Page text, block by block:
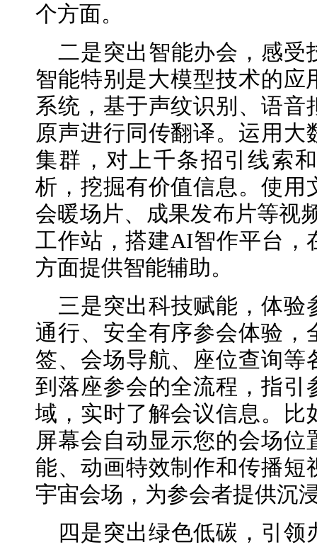
个方面。
二是突出智能办会，感受
智能特别是大模型技术的
系统，基于声纹识别、语
原声进行同传翻译。运用
集群，对上千条招引线索
析，挖掘有价值信息。使用
会暖场片、成果发布片等视
工作站，搭建AI智作平台，
方面提供智能辅助。
三是突出科技赋能，体验
通行、安全有序参会体验
签、会场导航、座位查询
到落座参会的全流程，指
域，实时了解会议信息。比
屏幕会自动显示您的会场
能、动画特效制作和传播短
宇宙会场，为参会者提供沉
四是突出绿色低碳，引